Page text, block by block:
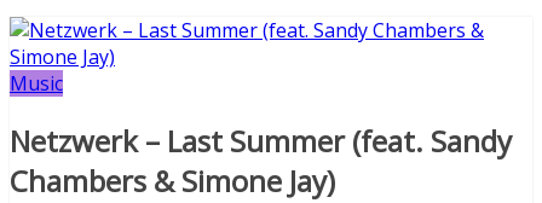
Music
Netzwerk – Last Summer (feat. Sandy
Chambers & Simone Jay)